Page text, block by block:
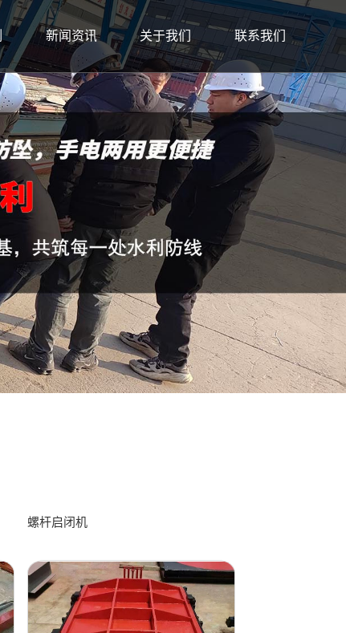
新闻资讯 关于我们 联系我们
螺杆启闭机